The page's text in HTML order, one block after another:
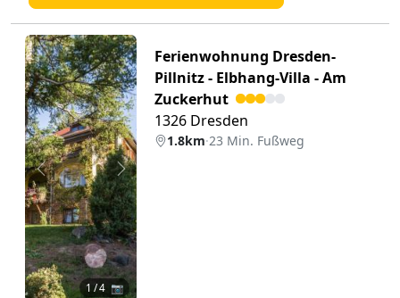
Zurück Weiter
1 / 4 📷
Ferienwohnung Dresden-
Pillnitz - Elbhang-Villa - Am
Zuckerhut
1326 Dresden
1.8km·23 Min. Fußweg